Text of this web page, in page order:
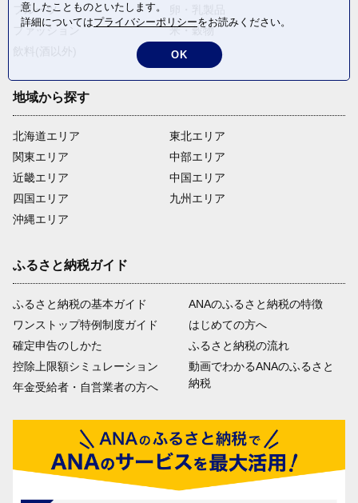
フルーツ
ファッション
米・穀物
返礼品なし
地域から探す
北海道エリア
関東エリア
近畿エリア
四国エリア
沖縄エリア
東北エリア
中部エリア
中国エリア
九州エリア
ふるさと納税ガイド
ふるさと納税の基本ガイド
ワンストップ特例制度ガイド
確定申告のしかた
控除上限額シミュレーション
年金受給者・自営業者の方へ
ANAのふるさと納税の特徴
はじめての方へ
ふるさと納税の流れ
動画でわかるANAのふるさと
納税
意したことものといたします。
詳細についてはプライバシーポリシーをお読みください。
OK